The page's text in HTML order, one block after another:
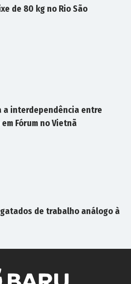
de 80 kg no Rio São
a interdependência entre
Fórum no Vietnã
de trabalho análogo à